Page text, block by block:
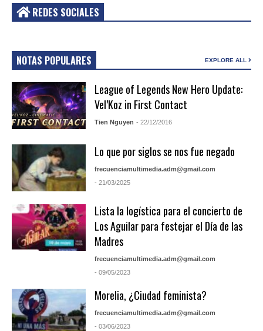
REDES SOCIALES
NOTAS POPULARES EXPLORE ALL
League of Legends New Hero Update:
Vel’Koz in First Contact
Tien Nguyen - 22/12/2016
Lo que por siglos se nos fue negado
frecuenciamultimedia.adm@gmail.com
- 21/03/2025
Lista la logística para el concierto de
Los Aguilar para festejar el Día de las
Madres
frecuenciamultimedia.adm@gmail.com
- 09/05/2023
Morelia, ¿Ciudad feminista?
frecuenciamultimedia.adm@gmail.com
- 03/06/2023